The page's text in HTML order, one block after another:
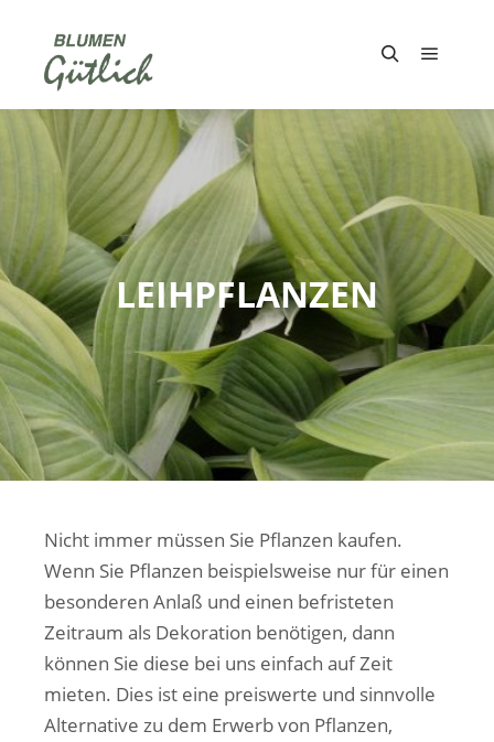
LEIHPFLANZEN
Nicht immer müssen Sie Pflanzen kaufen.
Wenn Sie Pflanzen beispielsweise nur für einen
besonderen Anlaß und einen befristeten
Zeitraum als Dekoration benötigen, dann
können Sie diese bei uns einfach auf Zeit
mieten. Dies ist eine preiswerte und sinnvolle
Alternative zu dem Erwerb von Pflanzen,